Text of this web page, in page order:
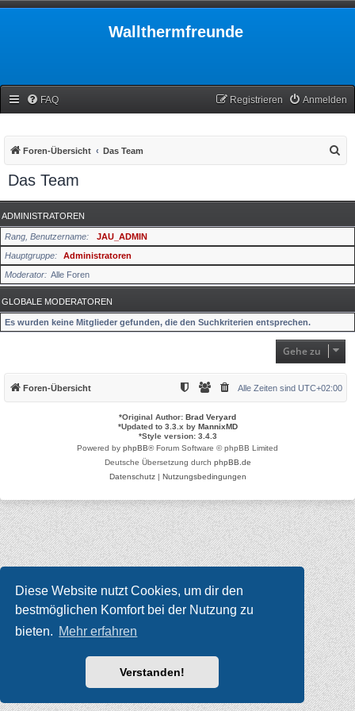
Diese Website nutzt Cookies, um dir den
bestmöglichen Komfort bei der Nutzung zu
bieten. Mehr erfahren
Verstanden!
Wallthermfreunde
FAQ Anmelden
Registrieren
Foren-Übersicht Das Team
e
Das Team
ADMINISTRATOREN
Rang, Benutzername
JAU_ADMIN
Hauptgruppe
Administratoren
Moderator
Alle Foren
GLOBALE MODERATOREN
Es wurden keine Mitglieder gefunden, die den Suchkriterien entsprechen.
Gehe zu
Foren-Übersicht Alle Zeiten sind UTC+02:00
*Original Author: Brad Veryard
*Updated to 3.3.x by MannixMD
*Style version: 3.4.3
Powered by phpBB® Forum Software © phpBB Limited
Deutsche Übersetzung durch phpBB.de
Datenschutz| Nutzungsbedingungen